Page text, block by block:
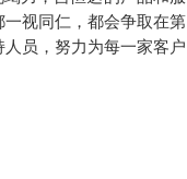
视同仁，都会争取在第
员，努力为每一家客户